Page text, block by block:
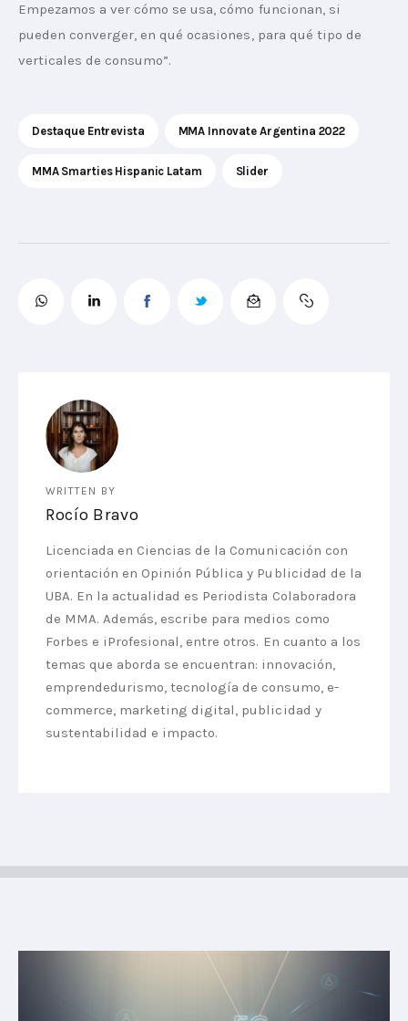
Empezamos a ver cómo se usa, cómo funcionan, si
pueden converger, en qué ocasiones, para qué tipo de
verticales de consumo”.
Destaque Entrevista MMA Innovate Argentina 2022
MMA Smarties Hispanic Latam Slider
WRITTEN BY
Rocío Bravo
Licenciada en Ciencias de la Comunicación con
orientación en Opinión Pública y Publicidad de la
UBA. En la actualidad es Periodista Colaboradora
de MMA. Además, escribe para medios como
Forbes e iProfesional, entre otros. En cuanto a los
temas que aborda se encuentran: innovación,
emprendedurismo, tecnología de consumo, e-
commerce, marketing digital, publicidad y
sustentabilidad e impacto.